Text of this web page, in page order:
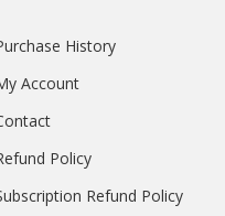
History
Account
Policy
Refund Policy